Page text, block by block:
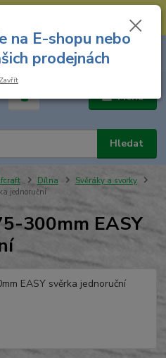
--- Prodejna nářadí: 731 449 423 --
Menu
Hledat
za
Dílna
Svěráky a svorky
jednoruční
300mm EASY
na E-shopu nebo
prodejnách
Zavřít